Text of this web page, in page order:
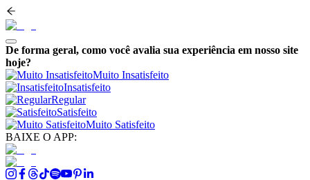
De forma geral, como você avalia sua experiência em nosso site
hoje?
Muito Insatisfeito
Insatisfeito
Regular
Satisfeito
Muito Satisfeito
BAIXE O APP: